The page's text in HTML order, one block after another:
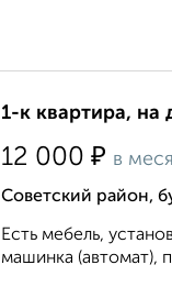
1-к квартира, на
12 000 ₽ в
Советский район,
Есть мебель,
машинка (автомат),